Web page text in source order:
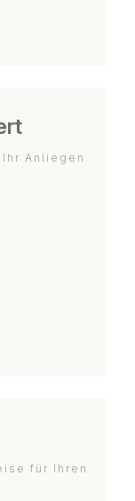
Anliegen
für Ihren